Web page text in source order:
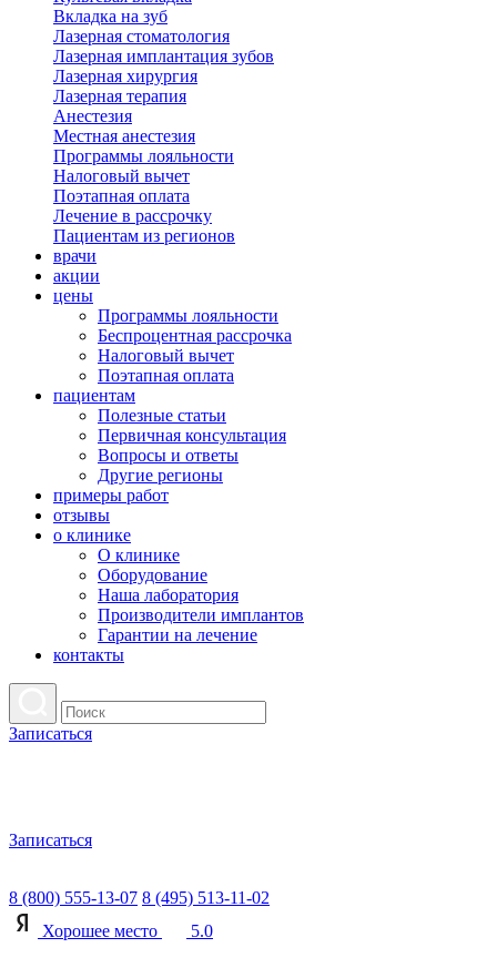
Вкладка на зуб
Лазерная стоматология
Лазерная имплантация зубов
Лазерная хирургия
Лазерная терапия
Анестезия
Местная анестезия
Программы лояльности
Налоговый вычет
Поэтапная оплата
Лечение в рассрочку
Пациентам из регионов
врачи
акции
цены
Программы лояльности
Беспроцентная рассрочка
Налоговый вычет
Поэтапная оплата
пациентам
Полезные статьи
Первичная консультация
Вопросы и ответы
Другие регионы
примеры работ
отзывы
о клинике
О клинике
Оборудование
Наша лаборатория
Производители имплантов
Гарантии на лечение
контакты
Записаться
Записаться
8 (800) 555-13-07 8 (495) 513-11-02
Хорошее место
5.0